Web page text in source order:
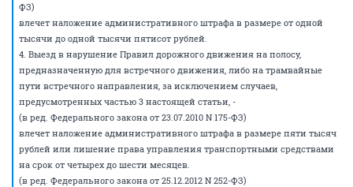
ФЗ)
влечет наложение административного штрафа в размере от одной
тысячи до одной тысячи пятисот рублей.
4. Выезд в нарушение Правил дорожного движения на полосу,
предназначенную для встречного движения, либо на трамвайные
пути встречного направления, за исключением случаев,
предусмотренных частью 3 настоящей статьи, -
(в ред. Федерального закона от 23.07.2010 N 175-ФЗ)
влечет наложение административного штрафа в размере пяти тысяч
рублей или лишение права управления транспортными средствами
на срок от четырех до шести месяцев.
(в ред. Федерального закона от 25.12.2012 N 252-ФЗ)